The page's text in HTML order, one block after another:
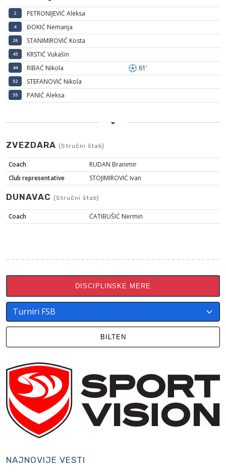
2 PETRONIJEVIĆ Aleksa
4 ĐOKIĆ Nemanja
26 STANIMIROVIĆ Kosta
43 KRSTIĆ Vukašin
44 RIBAĆ Nikola 61'
52 STEFANOVIĆ Nikola
55 PANIĆ Aleksa
ZVEZDARA (Stručni štab)
Coach
RUDAN Branimir
Club representative
STOJIMIROVIĆ Ivan
DUNAVAC (Stručni štab)
Coach ĆATIBUŠIĆ Nermin
DISCIPLINSKE MERE
BILTEN
NAJNOVIJE VESTI